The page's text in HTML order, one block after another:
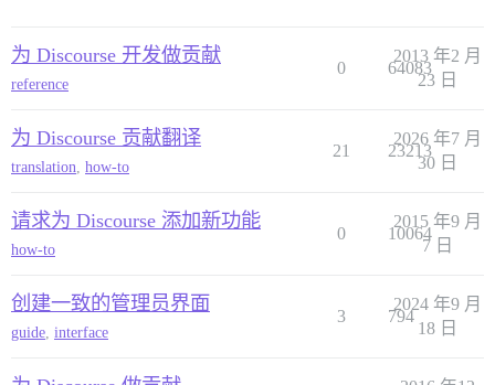
为 Discourse 开发做贡献
reference
0 64083
2013 年2 月
23 日
为 Discourse 贡献翻译
translation, how-to
21 23213
2026 年7 月
30 日
请求为 Discourse 添加新功能
how-to
0 10064
2015 年9 月
7 日
创建一致的管理员界面
guide, interface
3 794
2024 年9 月
18 日